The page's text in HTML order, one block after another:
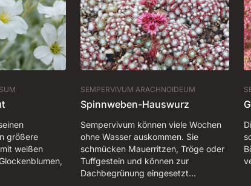
größere
weißen
SEMPERVIVUM ARACHNOIDEUM
Spinnweben-Hauswurz
Sempervivum können viele Wochen
ohne Wasser auskommen. Sie
schmücken Mauerritzen, Tröge oder
Tuffgestein und können zur
Dachbegrünung eingesetzt…